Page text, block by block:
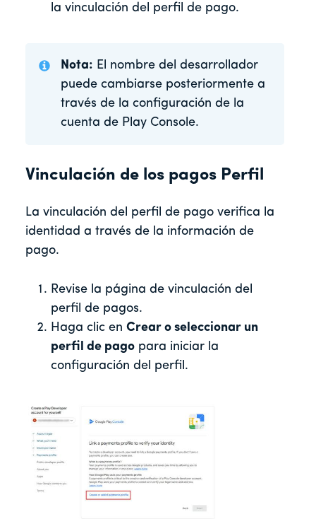
la vinculación del perfil de pago.
Nota: El nombre del desarrollador
puede cambiarse posteriormente a
través de la configuración de la
cuenta de Play Console.
Vinculación de los pagos Perfil
La vinculación del perfil de pago verifica la
identidad a través de la información de
pago.
Revise la página de vinculación del
perfil de pagos.
Haga clic en Crear o seleccionar un
perfil de pago para iniciar la
configuración del perfil.